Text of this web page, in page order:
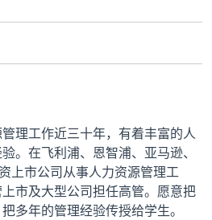
理工作近三十年，有着丰富的人
。在飞利浦、恩智浦、亚马逊、
上市公司从事人力资源管理工
市及大型公司担任高管。愿意把
多年的管理经验传授给学生。